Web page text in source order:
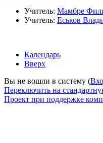
Учитель: Мамбре
Учитель: Еськов
Календарь
Вверх
Вы не вошли в систему (
Переключить на
Проект при поддержке